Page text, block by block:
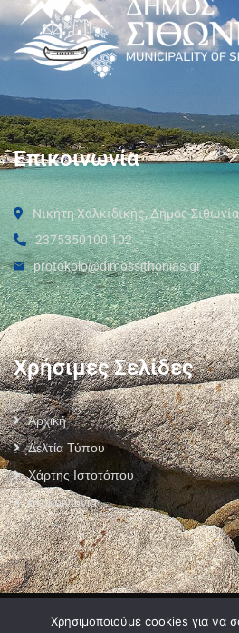
Επικοινωνία
Νικήτη Χαλκιδικής, Δήμος
2375350100 102
protokolo@dimossithonias.gr
Χρήσιμες Σελίδες
Αρχική
Δελτία Τύπου
Χάρτης Ιστοτόπου
Επικοινωνία
Χρησιμοποιούμε cookies για να